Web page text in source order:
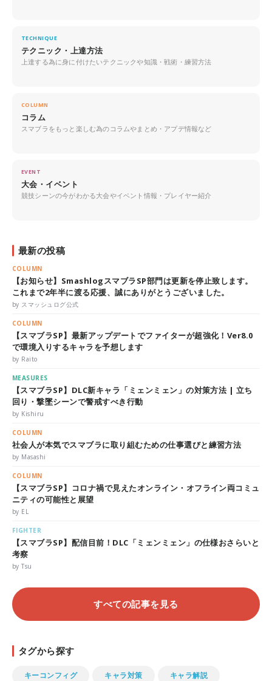
TECHNIQUE
テクニック・上達方法
上達する為に身に付けたいテクニックや知識・戦術・練習方法
COLUMN
コラム
スマブラをもっと楽しむ為のコラムやまとめ・アプデ情報など
EVENT
大会・イベント
競技シーンの今がわかる大会やイベント情報・プレイヤー紹介
最新の投稿
COLUMN
【お知らせ】SmashlogスマブラSP部門は更新を停止致します。
これまで2年半に渡る応援、誠にありがとうございました。
by スマッシュログ公式
COLUMN
【スマブラSP】最新アップデートでファイターが超強化！Ver8.0
で環境入りするキャラを予想します
by Raito
MEASURES
【スマブラSP】DLC新キャラ「ミェンミェン」の対策方法 | 立ち
回り・撃墜シーンで警戒すべき行動
by Kishiru
COLUMN
社会人が本気でスマブラに取り組むための仕事選びと練習方法
by Masashi
COLUMN
【スマブラSP】コロナ禍で見えたオンライン・オフライン両コミュ
ニティの可能性と展望
by EL
FIGHTER
【スマブラSP】配信目前！DLC「ミェンミェン」の仕様おさらいと
考察
by Tsu
すべての記事を見る
タグから探す
キーコンフィグ キャラ対策 キャラ解説